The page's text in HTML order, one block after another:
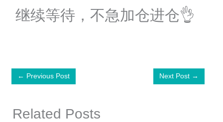
继续等待，不急加仓进仓👌
← Previous Post Next Post →
Related Posts